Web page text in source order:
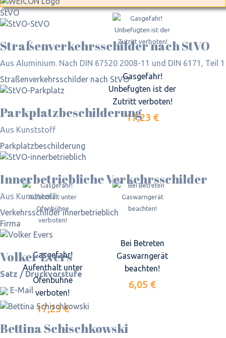
StVO
Straßen­verkehrs­schilder nach StVO
Aus Aluminium. Nach DIN 67520 2008-11 und DIN 6171, Teil 1
Straßen­verkehrs­schilder nach StVO
Parkplatz­beschilderung
Aus Kunststoff
Parkplatz­beschilderung
Inner­betriebliche Verkehrs­schilder
Aus Kunststoff
Verkehrsschilder innerbetrieblich
Firma
Volker Evers
Satz / Druckvorstufe
E-Mail
Bettina Schischkowski
Gasgefahr!
Unbefugten ist der
Zutritt verboten!
17,23 €
Gasgefahr!
Aufenthalt unter
Ofenbühne
verboten!
17,23 €
Bei Betreten
Gaswarngerät
beachten!
6,05 €